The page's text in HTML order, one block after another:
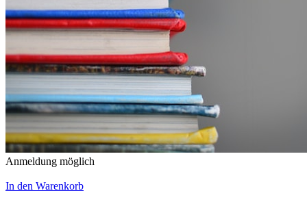
Anmeldung möglich
In den Warenkorb